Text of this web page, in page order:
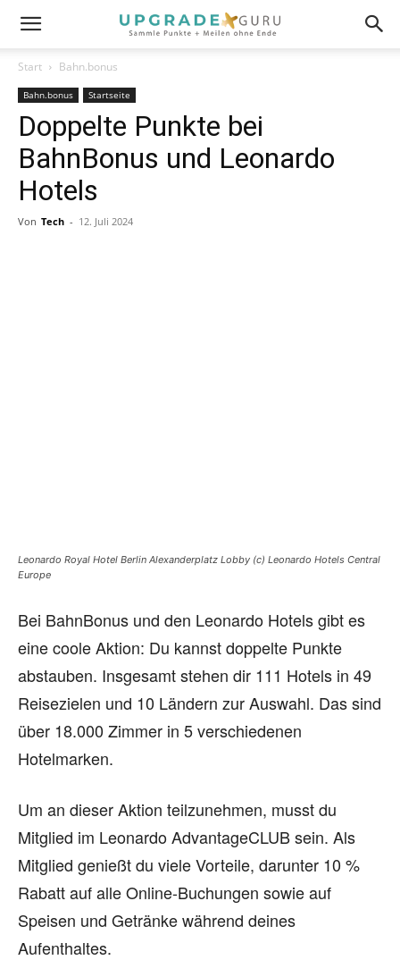
Start Bahn.bonus
Bahn.bonus Startseite
Doppelte Punkte bei
BahnBonus und Leonardo
Hotels
Von Tech - 12. Juli 2024
Leonardo Royal Hotel Berlin Alexanderplatz Lobby (c) Leonardo Hotels Central
Europe
Bei BahnBonus und den Leonardo Hotels gibt es
eine coole Aktion: Du kannst doppelte Punkte
abstauben. Insgesamt stehen dir 111 Hotels in 49
Reisezielen und 10 Ländern zur Auswahl. Das sind
über 18.000 Zimmer in 5 verschiedenen
Hotelmarken.
Um an dieser Aktion teilzunehmen, musst du
Mitglied im Leonardo AdvantageCLUB sein. Als
Mitglied genießt du viele Vorteile, darunter 10 %
Rabatt auf alle Online-Buchungen sowie auf
Speisen und Getränke während deines
Aufenthaltes.